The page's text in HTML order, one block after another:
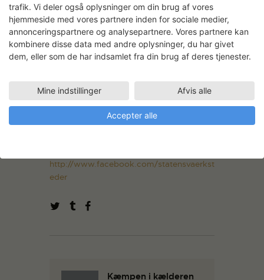
Mere information fås ved henvendelse til
kommunikationsmedarbejder Ida Sofie
Minke Anderson:sofie@svfk.dkel. tlf. 32
96 05 10
november, hvor Lone Haugaard Madsen
fortæller om sin arbejdsproces.
Opdateringer og informationer om
http://www.facebook.com/statensvaerkst
eder
Kæmpen i kælderen
trafik. Vi deler også oplysninger om din brug af vores
hjemmeside med vores partnere inden for sociale medier,
annonceringspartnere og analysepartnere. Vores partnere kan
kombinere disse data med andre oplysninger, du har givet
dem, eller som de har indsamlet fra din brug af deres tjenester.
Mine indstillinger Afvis alle
Accepter alle